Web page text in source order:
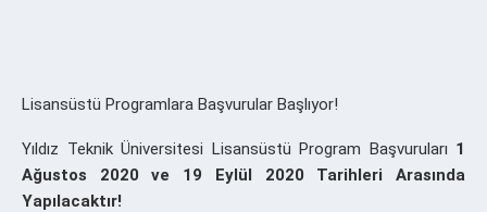
Lisansüstü Programlara Başvurular Başlıyor!
Yıldız Teknik Üniversitesi Lisansüstü Program Başvuruları 1
Ağustos 2020 ve 19 Eylül 2020 Tarihleri Arasında
Yapılacaktır!